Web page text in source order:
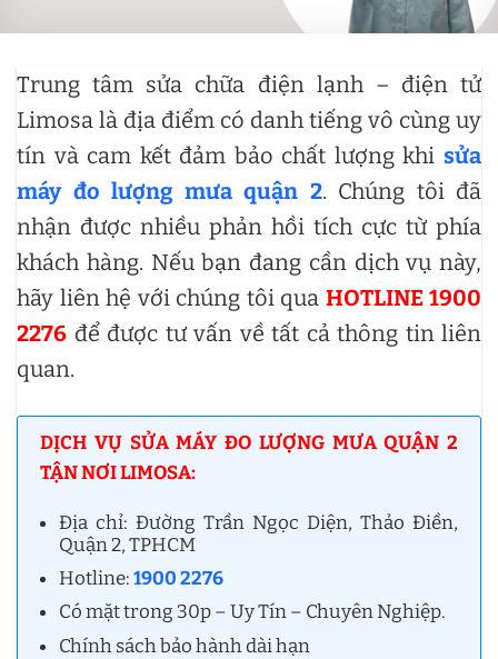
Trung tâm sửa chữa điện lạnh – điện tử
Limosa là địa điểm có danh tiếng vô cùng uy
tín và cam kết đảm bảo chất lượng khi sửa
máy đo lượng mưa quận 2. Chúng tôi đã
nhận được nhiều phản hồi tích cực từ phía
khách hàng. Nếu bạn đang cần dịch vụ này,
hãy liên hệ với chúng tôi qua HOTLINE 1900
2276 để được tư vấn về tất cả thông tin liên
quan.
DỊCH VỤ SỬA MÁY ĐO LƯỢNG MƯA QUẬN 2
TẬN NƠI LIMOSA:
Địa chỉ: Đường Trần Ngọc Diện, Thảo Điền,
Quận 2, TPHCM
Hotline:1900 2276
Có mặt trong 30p – Uy Tín – Chuyên Nghiệp.
Chính sách bảo hành dài hạn